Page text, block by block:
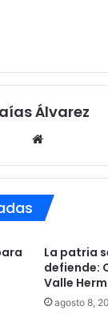
Álvarez
La patria
defiende:
Valle
agosto 8,